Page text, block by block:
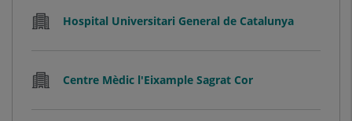
Hospital Universitari General de Catalunya
Centre Mèdic l'Eixample Sagrat Cor